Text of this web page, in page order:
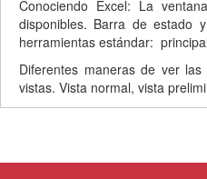
Conociendo Excel: La
disponibles. Barra de estado
herramientas estándar:
Diferentes maneras de ver
vistas. Vista normal, vista
Menú Archivo: principales